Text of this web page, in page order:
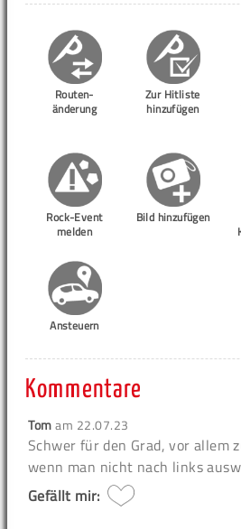
Routen-
änderung
Zur Hitliste
hinzufügen
Rock-Event
melden
Bild hinzufügen
Ansteuern
Kommentare
Tomam 22.07.23
Schwer für den Grad, vor allem
wenn man nicht nach links
Gefällt mir: